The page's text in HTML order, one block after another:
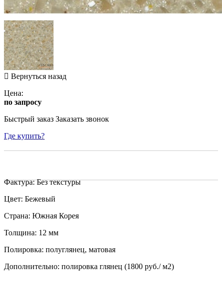
Вернуться назад
Цена:
по запросу
Быстрый заказ Заказать звонок
Где купить?
Фактура: Без текстуры
Цвет: Бежевый
Страна: Южная Корея
Толщина: 12 мм
Полировка: полуглянец, матовая
Дополнительно: полировка глянец (1800 руб./ м2)